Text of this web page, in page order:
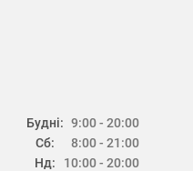
Будні:
Сб:
Нд:
9:00 - 20:00
8:00 - 21:00
10:00 - 20:00